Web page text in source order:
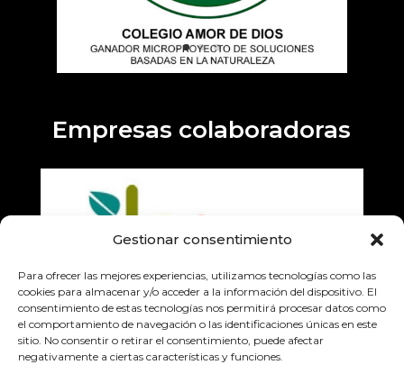
Gestionar consentimiento
Para ofrecer las mejores experiencias, utilizamos tecnologías como las
cookies para almacenar y/o acceder a la información del dispositivo. El
consentimiento de estas tecnologías nos permitirá procesar datos como
el comportamiento de navegación o las identificaciones únicas en este
sitio. No consentir o retirar el consentimiento, puede afectar
negativamente a ciertas características y funciones.
Empresas colaboradoras